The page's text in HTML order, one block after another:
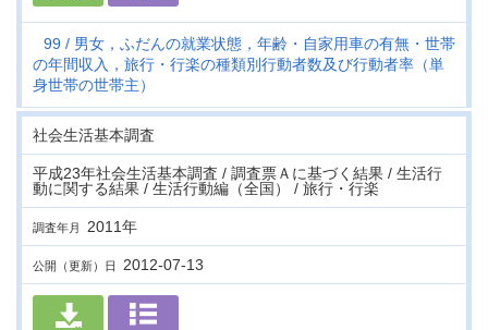
99
男女，ふだんの就業状態，年齢・自家用車の有無・世帯
の年間収入，旅行・行楽の種類別行動者数及び行動者率（単
身世帯の世帯主）
社会生活基本調査
平成23年社会生活基本調査 / 調査票Ａに基づく結果 / 生活行
動に関する結果 / 生活行動編（全国） / 旅行・行楽
調査年月 2011年
公開（更新）日 2012-07-13